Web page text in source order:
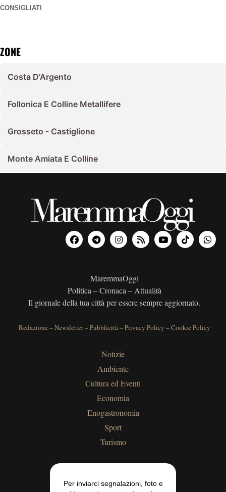
CONSIGLIATI
ZONE
Costa D'Argento
Follonica E Colline Metallifere
Grosseto - Castiglione
Monte Amiata E Colline
MaremmaOggi
Politica – Cronaca – Attualità
Il giornale della tua città per essere sempre aggiornato.
Redazione –Newsletter–Pubblicità–Privacy Policy –Cookie Policy
Notizie
Ambiente
Cultura ed Eventi
Economia
Enogastronomia
Sport
Turismo
Per inviarci segnalazioni, foto e